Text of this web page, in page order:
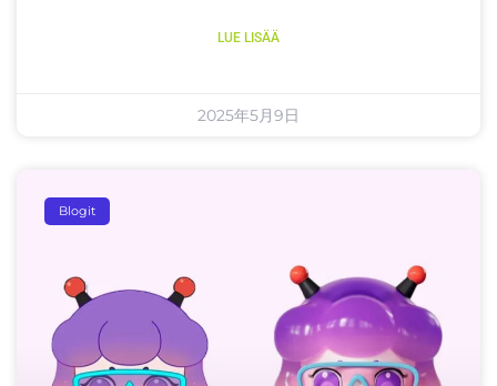
LUE LISÄÄ
2025年5月9日
Blogit